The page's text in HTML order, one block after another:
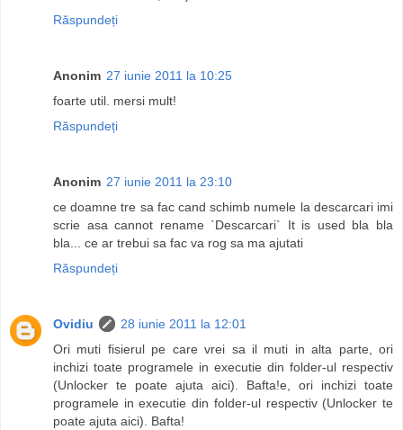
Răspundeți
Anonim 27 iunie 2011 la 10:25
foarte util. mersi mult!
Răspundeți
Anonim 27 iunie 2011 la 23:10
ce doamne tre sa fac cand schimb numele la descarcari imi
scrie asa cannot rename `Descarcari` It is used bla bla
bla... ce ar trebui sa fac va rog sa ma ajutati
Răspundeți
Ovidiu
28 iunie 2011 la 12:01
Ori muti fisierul pe care vrei sa il muti in alta parte, ori
inchizi toate programele in executie din folder-ul respectiv
(Unlocker te poate ajuta aici). Bafta!e, ori inchizi toate
programele in executie din folder-ul respectiv (Unlocker te
poate ajuta aici). Bafta!